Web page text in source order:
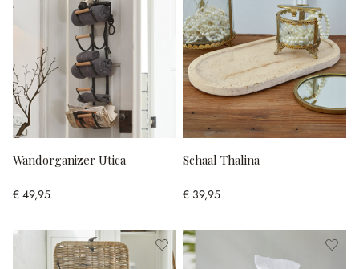
Wandorganizer Utica
€ 49,95
Schaal Thalina
€ 39,95